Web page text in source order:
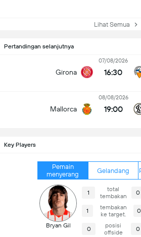
Lihat Semua
Pertandingan selanjutnya
Girona
07/08/2026
16:30
Mallorca
08/08/2026
19:00
Key Players
Pemain
menyerang
Gelandang
Bryan Gil
1
total
tembakan
0
1
tembakan
ke target.
0
0
posisi
offside
0